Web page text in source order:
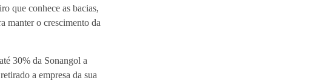
que conhece as bacias,
manter o crescimento da
30% da Sonangol a
a empresa da sua